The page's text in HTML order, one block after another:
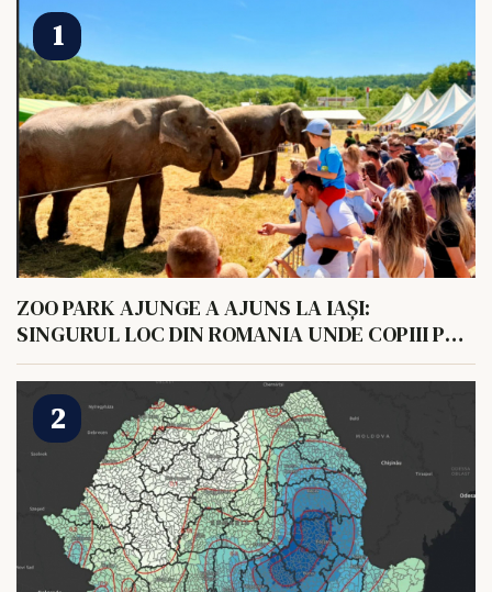
ZOO PARK AJUNGE A AJUNS LA IAȘI:
SINGURUL LOC DIN ROMANIA UNDE COPIII POT
HRANI UN ELEFANT